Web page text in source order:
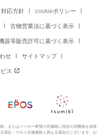
応方針 cookieポリシー
古物営業法に基づく表示
器等販売許可に基づく表示
せ サイトマップ
ス
、またはメーカー希望小売価格に現在の消費税を加算
場合・マルイ店舗価格と異なる場合がございます。お